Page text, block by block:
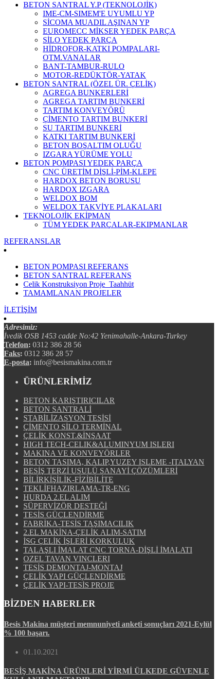
BETON SANTRAL Y.P (TEKNOLOJİK)
IME-CM-SIMEM'E UYUMLU YP
SİCOMA MUADIL AŞINAN YP
EUROMECC MİKSER YEDEK PARÇA
SİLO YEDEK PARÇA
HİDROFOR-KATKI POMPALARI-
OTM.VANALAR
BANT-TAMBUR-RULO
MOTOR-REDÜKTÖR-YATAK
BETON SANTRAL (ÖZEL ÜR. ÇELİK)
AGREGA BUNKERLERİ
AGREGA TARTIM BUNKERİ
TARTIM KONVEYÖRÜ
ÇİMENTO TARTIM BUNKERİ
SU TARTIM BUNKERİ
KATKI TARTIM BUNKERİ
BETON BOŞALTIM OLUĞU
IZGARA YÜRÜME YOLU
BETON POMPASI YEDEK PARÇA
CNC ÜRETİM DİŞLİ-PİM-KLEPE
HARDOX BETON BORUSU
HARDOX IZGARA
WELDOX BOM
WELDOX TAKVİYE PLAKALARI
TEKNOLOJİK EKİPMAN
TÜM YEDEK PARÇALAR-EKIPMANLAR
REFERANSLAR
BETON POMPASI REFERANS
BETON SANTRAL REFERANS
Celik Konstruksiyon Proje_Taahhüt
TAMAMLANAN PROJELER
İLETİŞİM
Adresimiz:
İvedik OSB 1453 cadde No:42 Yenimahalle-Ankara-Turkey
Telefon: 0312 386 28 56
Faks: 0312 386 28 57
E-posta: info@besismakina.com.tr
ÜRÜNLERİMİZ
BETON KARIŞTIRICILAR
BETON SANTRALİ
STABİLİZASYON TESİSİ
ÇİMENTO SİLO TERMİNAL
ÇELİK KONST.&İNŞAAT
HIGH TECH-CELIK&ALUMINYUM ISLERI
MAKINA VE KONVEYÖRLER
BETON TASIMA, KALIP,YUZEY ISLEME -ITALYAN
BESİŞ TERZİ USULÜ SANAYİ ÇÖZÜMLERİ
BİLİRKİŞİLİK-FİZİBİLİTE
TEKLİFHAZIRLAMA-TR-ENG
HURDA 2.EL ALIM
SÜPERVİZÖR DESTEĞİ
TESİS GÜÇLENDİRME
FABRİKA-TESİS TAŞIMACILIK
2.EL MAKİNA-ÇELİK ALIM-SATIM
İSG ÇELİK İŞLERİ KORKULUK
TALAŞLI İMALAT CNC TORNA-DİŞLİ İMALATI
OZEL TAVAN VINCLERI
TESİS DEMONTAJ-MONTAJ
ÇELİK YAPI GÜÇLENDİRME
ÇELİK YAPI-TESİS PROJE
BİZDEN HABERLER
Besis Makina müşteri memnuniyeti anketi sonuçları 2021-Eylül
% 100 başarı.
01.10.2021
BESİŞ MAKİNA ÜRÜNLERİ YİRMİ ÜLKEDE GÜVENLE